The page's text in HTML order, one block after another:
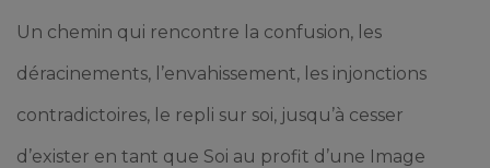
Un chemin qui rencontre la confusion, les
déracinements, l’envahissement, les injonctions
contradictoires, le repli sur soi, jusqu’à cesser
d’exister en tant que Soi au profit d’une Image